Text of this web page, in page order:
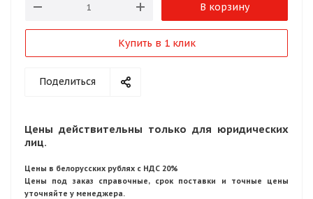
В корзину
Купить в 1 клик
Поделиться
Цены действительны только для юридических
лиц.
Цены в белорусских рублях с НДС 20%
Цены под заказ справочные, срок поставки и точные цены
уточняйте у менеджера.